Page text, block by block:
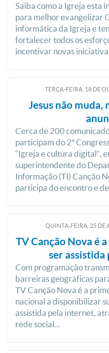
Saiba como a Igreja esta
para melhor evangelizar
informática da Igreja e
fortalecer todos os
incentivar novas
TERÇA-FEIRA, 18 DE
Jesus não muda,
Cerca de 200
participam do 2º
“Igreja e cultura digital”,
superintendente do
Informação (TI) Canção
participa do encontro e
QUINTA-FEIRA, 25 DE
TV Canção Nova é
ser assistida
Com programação
barreiras geográficas
TV Canção Nova é a
nacional a disponibilizar
assistida pela internet,
rede social...